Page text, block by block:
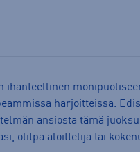
ihanteellinen
harjoitteissa.
ansiosta tämä
olitpa aloittelija tai